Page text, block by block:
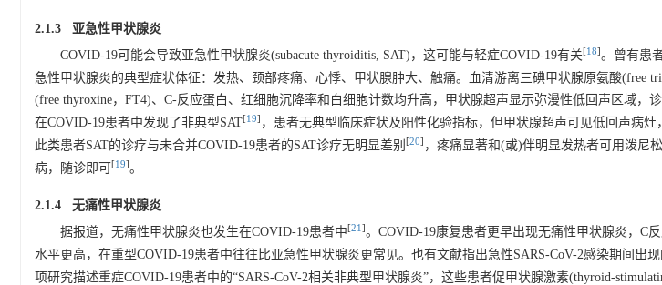
2.1.3 亚急性甲状腺炎
COVID-19可能会导致亚急性甲状腺炎(subacute thyroiditis, SAT)，这可能与轻症COVID-19有关[18]。曾有患
急性甲状腺炎的典型症状体征：发热、颈部疼痛、心悸、甲状腺肿大、触痛。血清游离三碘甲状腺原氨酸(free
(free thyroxine，FT4)、C-反应蛋白、红细胞沉降率和白细胞计数均升高，甲状腺超声显示弥漫性低回声区域，
在COVID-19患者中发现了非典型SAT[19] ，患者无典型临床症状及阳性化验指标，但甲状腺超声可见低回声病灶
此类患者SAT的诊疗与未合并COVID-19患者的SAT诊疗无明显差别 [20] ，疼痛显著和(或)伴明显发热者可用泼尼
病，随诊即可
[19]。
2.1.4 无痛性甲状腺炎
据报道，无痛性甲状腺炎也发生在COVID-19患者中[21 ]。COVID-19康复患者更早出现无痛性甲状腺炎，C
水平更高，在重型COVID-19患者中往往比亚急性甲状腺炎更常见。也有文献指出急性SARS-CoV-2感染期间出
项研究描述重症COVID-19患者中的“SARS-CoV-2相关非典型甲状腺炎”，这些患者促甲状腺激素(thyroid-